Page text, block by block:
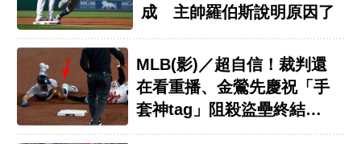
成 主帥羅伯斯說明原因了
MLB(影)／超自信！裁判還
在看重播、金鶯先慶祝「手
套神tag」阻殺盜壘終結比